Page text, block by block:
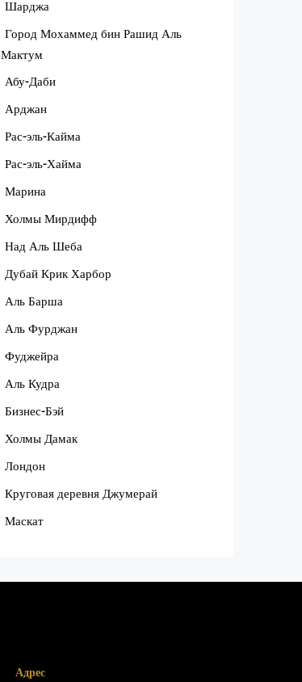
Шарджа
Город Мохаммед бин Рашид Аль
Мактум
Абу-Даби
Арджан
Рас-эль-Кайма
Рас-эль-Хайма
Марина
Холмы Мирдифф
Над Аль Шеба
Дубай Крик Харбор
Аль Барша
Аль Фурджан
Фуджейра
Аль Кудра
Бизнес-Бэй
Холмы Дамак
Лондон
Круговая деревня Джумерай
Маскат
Адрес